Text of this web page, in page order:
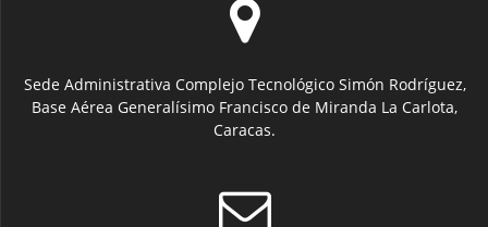
Sede Administrativa Complejo Tecnológico Simón Rodríguez,
Base Aérea Generalísimo Francisco de Miranda La Carlota,
Caracas.